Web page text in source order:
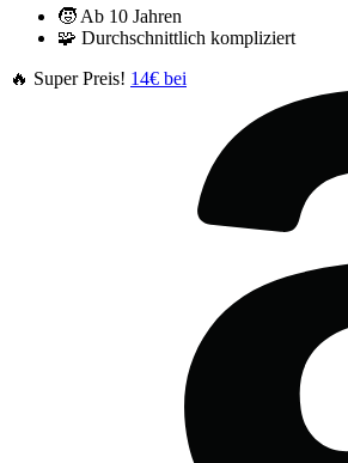
🧒 Ab 10 Jahren
🧩 Durchschnittlich kompliziert
🔥 Super Preis! 14€ bei